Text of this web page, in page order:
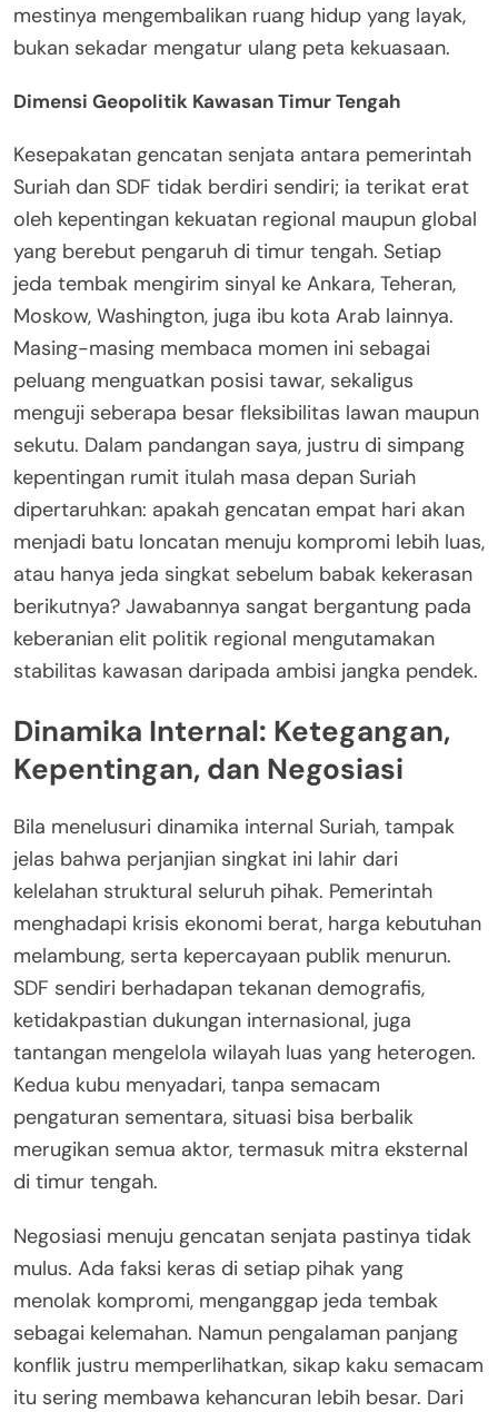
mestinya mengembalikan ruang hidup yang layak,
bukan sekadar mengatur ulang peta kekuasaan.
Dimensi Geopolitik Kawasan Timur Tengah
Kesepakatan gencatan senjata antara pemerintah
Suriah dan SDF tidak berdiri sendiri; ia terikat erat
oleh kepentingan kekuatan regional maupun global
yang berebut pengaruh di timur tengah. Setiap
jeda tembak mengirim sinyal ke Ankara, Teheran,
Moskow, Washington, juga ibu kota Arab lainnya.
Masing-masing membaca momen ini sebagai
peluang menguatkan posisi tawar, sekaligus
menguji seberapa besar fleksibilitas lawan maupun
sekutu. Dalam pandangan saya, justru di simpang
kepentingan rumit itulah masa depan Suriah
dipertaruhkan: apakah gencatan empat hari akan
menjadi batu loncatan menuju kompromi lebih luas,
atau hanya jeda singkat sebelum babak kekerasan
berikutnya? Jawabannya sangat bergantung pada
keberanian elit politik regional mengutamakan
stabilitas kawasan daripada ambisi jangka pendek.
Dinamika Internal: Ketegangan,
Kepentingan, dan Negosiasi
Bila menelusuri dinamika internal Suriah, tampak
jelas bahwa perjanjian singkat ini lahir dari
kelelahan struktural seluruh pihak. Pemerintah
menghadapi krisis ekonomi berat, harga kebutuhan
melambung, serta kepercayaan publik menurun.
SDF sendiri berhadapan tekanan demografis,
ketidakpastian dukungan internasional, juga
tantangan mengelola wilayah luas yang heterogen.
Kedua kubu menyadari, tanpa semacam
pengaturan sementara, situasi bisa berbalik
merugikan semua aktor, termasuk mitra eksternal
di timur tengah.
Negosiasi menuju gencatan senjata pastinya tidak
mulus. Ada faksi keras di setiap pihak yang
menolak kompromi, menganggap jeda tembak
sebagai kelemahan. Namun pengalaman panjang
konflik justru memperlihatkan, sikap kaku semacam
itu sering membawa kehancuran lebih besar. Dari